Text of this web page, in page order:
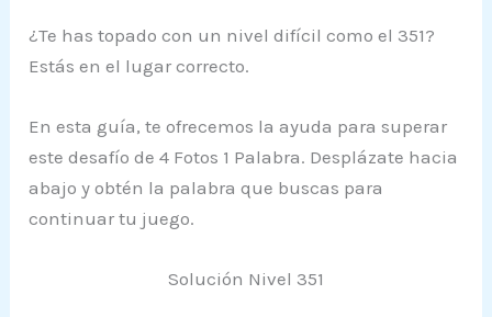
¿Te has topado con un nivel difícil como el 351?
Estás en el lugar correcto.
En esta guía, te ofrecemos la ayuda para superar
este desafío de 4 Fotos 1 Palabra. Desplázate hacia
abajo y obtén la palabra que buscas para
continuar tu juego.
Solución Nivel 351